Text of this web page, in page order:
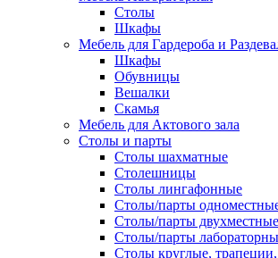
Столы
Шкафы
Мебель для Гардероба и
Шкафы
Обувницы
Вешалки
Скамья
Мебель для Актового зала
Столы и парты
Столы шахматные
Столешницы
Столы лингафонные
Столы/парты
Столы/парты двухместные
Столы/парты
Столы круглые,